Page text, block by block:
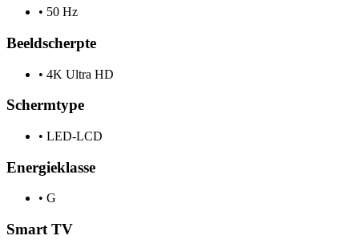
• 50 Hz
Beeldscherpte
• 4K Ultra HD
Schermtype
• LED-LCD
Energieklasse
• G
Smart TV